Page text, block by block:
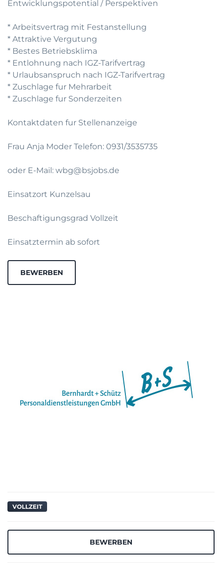
Entwicklungspotential / Perspektiven
* Arbeitsvertrag mit Festanstellung
* Attraktive Vergutung
* Bestes Betriebsklima
* Entlohnung nach IGZ-Tarifvertrag
* Urlaubsanspruch nach IGZ-Tarifvertrag
* Zuschlage fur Mehrarbeit
* Zuschlage fur Sonderzeiten
Kontaktdaten fur Stellenanzeige
Frau Anja Moder Telefon: 0931/3535735
oder E-Mail: wbg@bsjobs.de
Einsatzort Kunzelsau
Beschaftigungsgrad Vollzeit
Einsatztermin ab sofort
BEWERBEN
VOLLZEIT
BEWERBEN